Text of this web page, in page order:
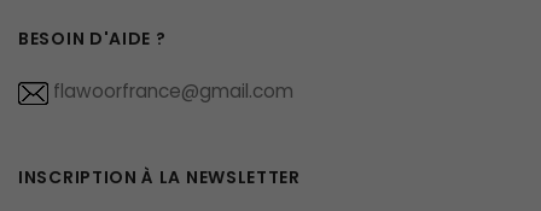
BESOIN D'AIDE ?
flawoorfrance@gmail.com
INSCRIPTION À LA NEWSLETTER